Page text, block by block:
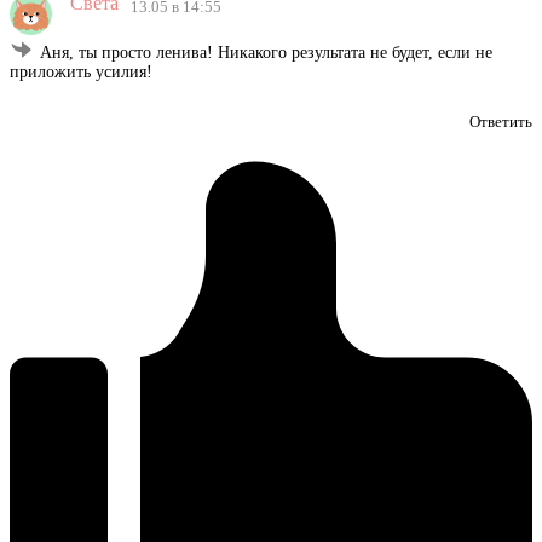
13.05 в 14:55
Аня, ты просто ленива! Никакого результата не будет, если не
приложить усилия!
Ответить